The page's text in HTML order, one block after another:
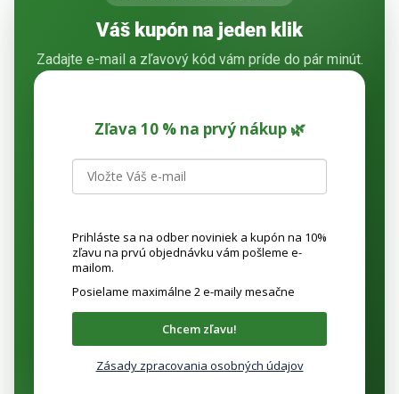
Váš kupón na jeden klik
Zadajte e-mail a zľavový kód vám príde do pár minút.
Zľava 10 % na prvý nákup 🌿
Prihláste sa na odber noviniek a kupón na 10%
zľavu na prvú objednávku vám pošleme e-
mailom.
Posielame maximálne 2 e-maily mesačne
Chcem zľavu!
Zásady zpracovania osobných údajov